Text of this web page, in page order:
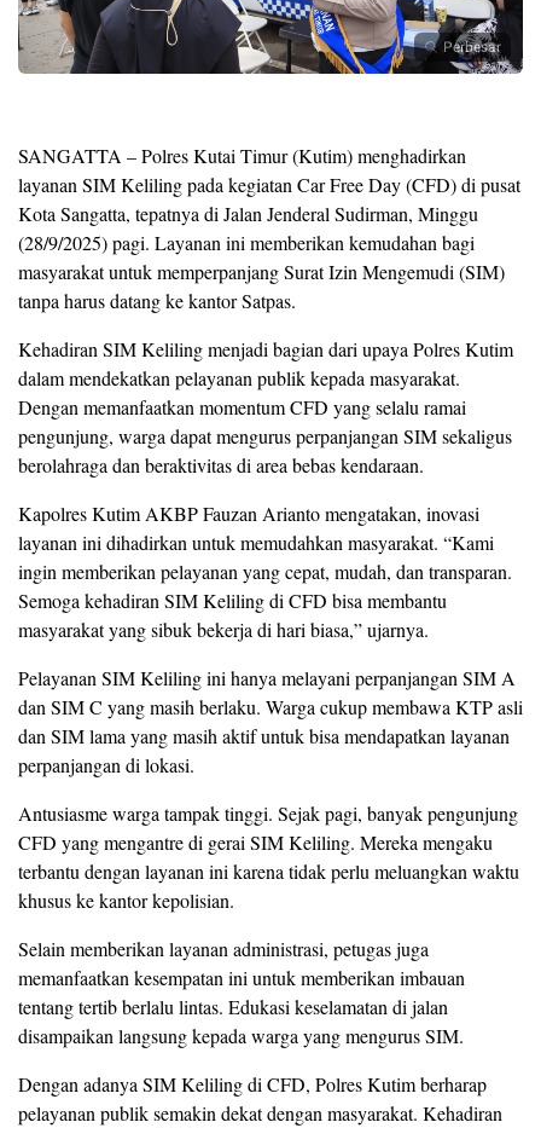
Perbesar
SANGATTA – Polres Kutai Timur (Kutim) menghadirkan
layanan SIM Keliling pada kegiatan Car Free Day (CFD) di pusat
Kota Sangatta, tepatnya di Jalan Jenderal Sudirman, Minggu
(28/9/2025) pagi. Layanan ini memberikan kemudahan bagi
masyarakat untuk memperpanjang Surat Izin Mengemudi (SIM)
tanpa harus datang ke kantor Satpas.
Kehadiran SIM Keliling menjadi bagian dari upaya Polres Kutim
dalam mendekatkan pelayanan publik kepada masyarakat.
Dengan memanfaatkan momentum CFD yang selalu ramai
pengunjung, warga dapat mengurus perpanjangan SIM sekaligus
berolahraga dan beraktivitas di area bebas kendaraan.
Kapolres Kutim AKBP Fauzan Arianto mengatakan, inovasi
layanan ini dihadirkan untuk memudahkan masyarakat. “Kami
ingin memberikan pelayanan yang cepat, mudah, dan transparan.
Semoga kehadiran SIM Keliling di CFD bisa membantu
masyarakat yang sibuk bekerja di hari biasa,” ujarnya.
Pelayanan SIM Keliling ini hanya melayani perpanjangan SIM A
dan SIM C yang masih berlaku. Warga cukup membawa KTP asli
dan SIM lama yang masih aktif untuk bisa mendapatkan layanan
perpanjangan di lokasi.
Antusiasme warga tampak tinggi. Sejak pagi, banyak pengunjung
CFD yang mengantre di gerai SIM Keliling. Mereka mengaku
terbantu dengan layanan ini karena tidak perlu meluangkan waktu
khusus ke kantor kepolisian.
Selain memberikan layanan administrasi, petugas juga
memanfaatkan kesempatan ini untuk memberikan imbauan
tentang tertib berlalu lintas. Edukasi keselamatan di jalan
disampaikan langsung kepada warga yang mengurus SIM.
Dengan adanya SIM Keliling di CFD, Polres Kutim berharap
pelayanan publik semakin dekat dengan masyarakat. Kehadiran